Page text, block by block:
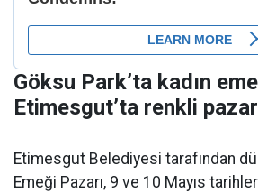
Göksu Park’ta kadın
Etimesgut’ta renkli
Etimesgut Belediyesi tarafından
Emeği Pazarı, 9 ve 10 Mayıs